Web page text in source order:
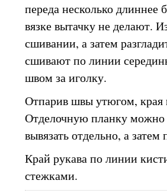
переда несколько длиннее
вязке вытачку не делают.
сшивании, а затем
сшивают по линии
швом за иголку.
Отпарив швы утюгом, края
Отделочную планку можно
вывязать отдельно, а
Край рукава по линии
стежками.